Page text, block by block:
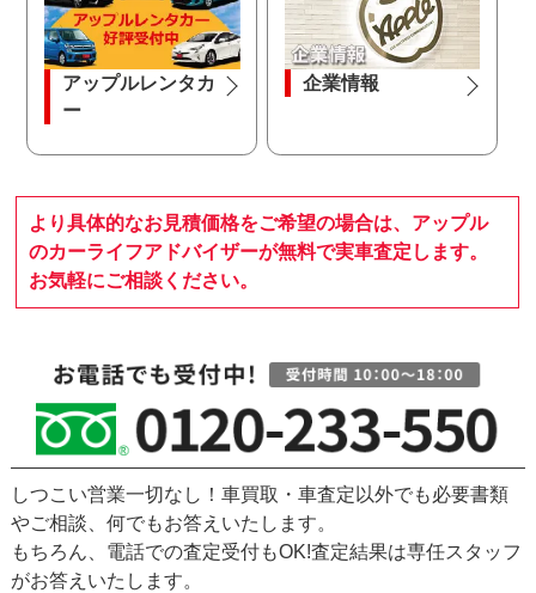
アップルレンタカ
ー
企業情報
より具体的なお見積価格をご希望の場合は、アップル
のカーライフアドバイザーが無料で実車査定します。
お気軽にご相談ください。
しつこい営業一切なし！車買取・車査定以外でも必要書類
やご相談、何でもお答えいたします。
もちろん、 電話での査定受付もOK!査定結果は専任スタッフ
がお答えいたします。